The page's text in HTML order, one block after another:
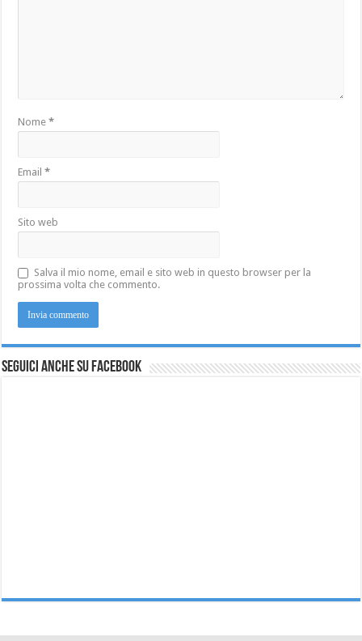
Nome*
Email*
Sito web
Salva il mio nome, email e sito web in questo browser per la
prossima volta che commento.
Seguici anche su Facebook